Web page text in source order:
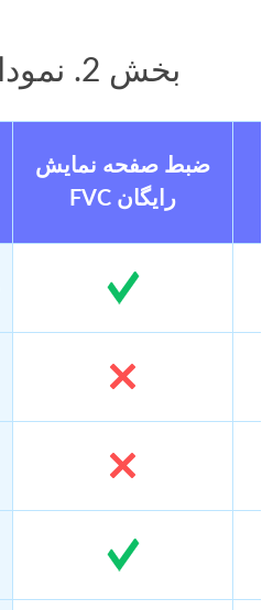
بخش 2. نمودار مقایسه
ضبط صفحه نمایش
FVC رایگان